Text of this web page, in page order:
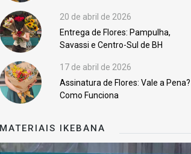
20 de abril de 2026
Entrega de Flores: Pampulha,
Savassi e Centro-Sul de BH
17 de abril de 2026
Assinatura de Flores: Vale a Pena?
Como Funciona
MATERIAIS IKEBANA